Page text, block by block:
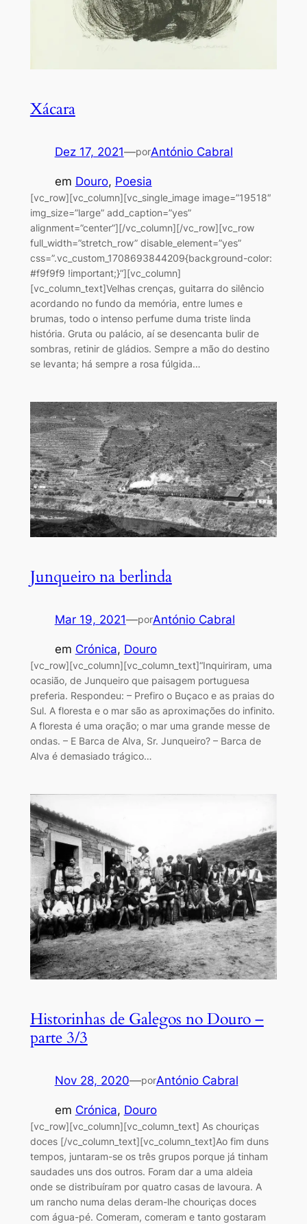
Xácara
Dez 17, 2021—porAntónio Cabral
em Douro, Poesia
[vc_row][vc_column][vc_single_image image=”19518″
img_size=”large” add_caption=”yes”
alignment=”center”][/vc_column][/vc_row][vc_row
full_width=”stretch_row” disable_element=”yes”
css=”.vc_custom_1708693844209{background-color:
#f9f9f9 !important;}”][vc_column]
[vc_column_text]Velhas crenças, guitarra do silêncio
acordando no fundo da memória, entre lumes e
brumas, todo o intenso perfume duma triste linda
história. Gruta ou palácio, aí se desencanta bulir de
sombras, retinir de gládios. Sempre a mão do destino
se levanta; há sempre a rosa fúlgida…
Junqueiro na berlinda
Mar 19, 2021—porAntónio Cabral
em Crónica, Douro
[vc_row][vc_column][vc_column_text]“Inquiriram, uma
ocasião, de Junqueiro que paisagem portuguesa
preferia. Respondeu: – Prefiro o Buçaco e as praias do
Sul. A floresta e o mar são as aproximações do infinito.
A floresta é uma oração; o mar uma grande messe de
ondas. – E Barca de Alva, Sr. Junqueiro? – Barca de
Alva é demasiado trágico…
Historinhas de Galegos no Douro –
parte 3/3
Nov 28, 2020—porAntónio Cabral
em Crónica, Douro
[vc_row][vc_column][vc_column_text] As chouriças
doces [/vc_column_text][vc_column_text]Ao fim duns
tempos, juntaram-se os três grupos porque já tinham
saudades uns dos outros. Foram dar a uma aldeia
onde se distribuíram por quatro casas de lavoura. A
um rancho numa delas deram-lhe chouriças doces
com água-pé. Comeram, comeram e tanto gostaram